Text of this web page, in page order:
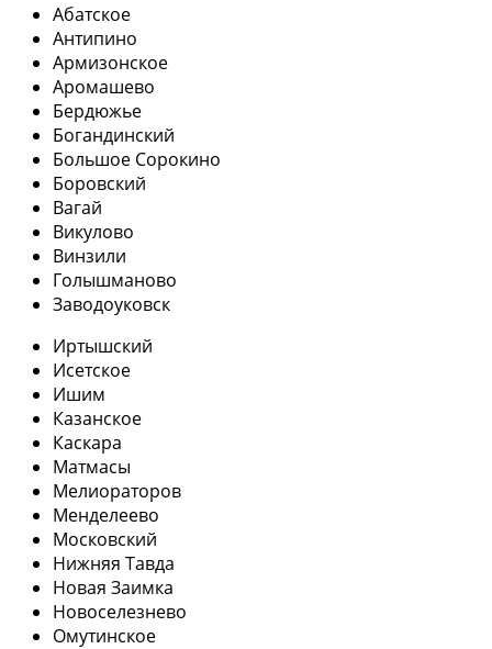
Абатское
Антипино
Армизонское
Аромашево
Бердюжье
Богандинский
Большое Сорокино
Боровский
Вагай
Викулово
Винзили
Голышманово
Заводоуковск
Иртышский
Исетское
Ишим
Казанское
Каскара
Матмасы
Мелиораторов
Менделеево
Московский
Нижняя Тавда
Новая Заимка
Новоселезнево
Омутинское